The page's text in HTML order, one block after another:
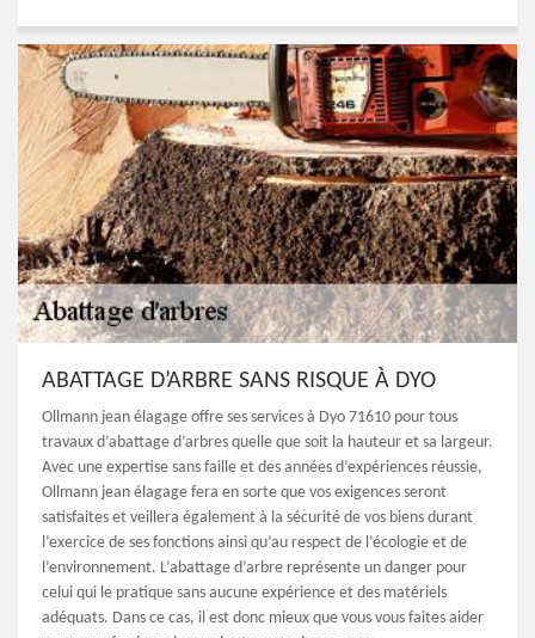
ABATTAGE D’ARBRE SANS RISQUE À DYO
Ollmann jean élagage offre ses services à Dyo 71610 pour tous
travaux d’abattage d’arbres quelle que soit la hauteur et sa largeur.
Avec une expertise sans faille et des années d’expériences réussie,
Ollmann jean élagage fera en sorte que vos exigences seront
satisfaites et veillera également à la sécurité de vos biens durant
l’exercice de ses fonctions ainsi qu’au respect de l’écologie et de
l’environnement. L’abattage d’arbre représente un danger pour
celui qui le pratique sans aucune expérience et des matériels
adéquats. Dans ce cas, il est donc mieux que vous vous faites aider